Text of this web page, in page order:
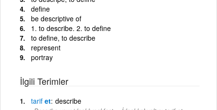
define
be descriptive of
1. to describe. 2. to define
to define, to describe
represent
portray
İlgili Terimler
tarif et describe